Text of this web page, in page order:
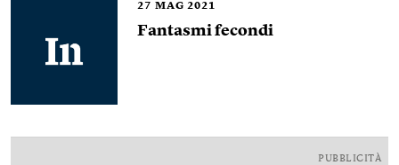
27 MAG 2021
Fantasmi fecondi
PUBBLICITÀ